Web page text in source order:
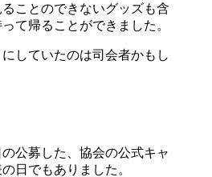
ことのできないグッズも含
て帰ることができました。
していたのは司会者かもし
公募した、協会の公式キャ
日でもありました。